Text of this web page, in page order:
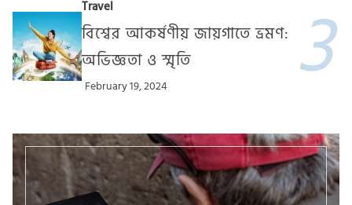
Travel
বিশ্বের আকর্ষণীয় জায়গাতে ভ্রমণ:
অভিজ্ঞতা ও স্মৃতি
February 19, 2024